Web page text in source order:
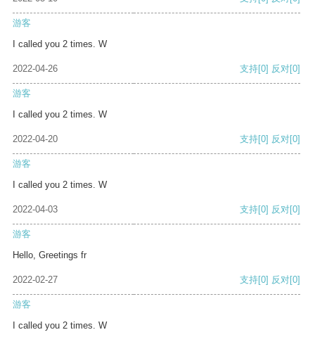
游客
I called you 2 times. W
2022-04-26 支持[0] 反对[0]
游客
I called you 2 times. W
2022-04-20 支持[0] 反对[0]
游客
I called you 2 times. W
2022-04-03 支持[0] 反对[0]
游客
Hello, Greetings fr
2022-02-27 支持[0] 反对[0]
游客
I called you 2 times. W